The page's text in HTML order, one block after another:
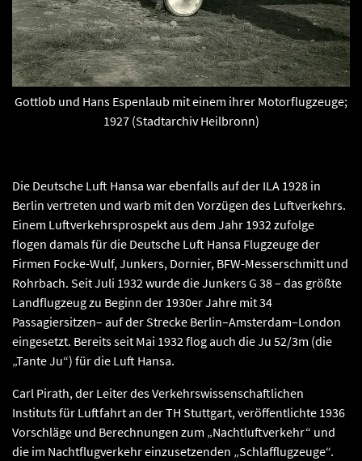
Gottlob und Hans Espenlaub mit einem ihrer Motorflugzeuge;
1927 (Stadtarchiv Heilbronn)
Die Deutsche Luft Hansa war ebenfalls auf der ILA 1928 in
Berlin vertreten und warb mit den Vorzügen des Luftverkehrs.
Einem Luftverkehrsprospekt aus dem Jahr 1932 zufolge
flogen damals für die Deutsche Luft Hansa Flugzeuge der
Firmen Focke-Wulf, Junkers, Dornier, BFW-Messerschmitt und
Rohrbach. Seit Juli 1932 wurde die Junkers G 38 – das größte
Landflugzeug zu Beginn der 1930er Jahre mit 34
Passagiersitzen– auf der Strecke Berlin–Amsterdam–London
eingesetzt. Bereits seit Mai 1932 flog auch die Ju 52/3m (die
„Tante Ju“) für die Luft Hansa.
Carl Pirath, der Leiter des Verkehrswissenschaftlichen
Instituts für Luftfahrt an der TH Stuttgart, veröffentlichte 1936
Vorschläge und Berechnungen zum „Nachtluftverkehr“ und
die im Nachtflugverkehr einzusetzenden „Schlafflugzeuge“.